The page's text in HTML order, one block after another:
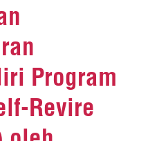
Program
Revire